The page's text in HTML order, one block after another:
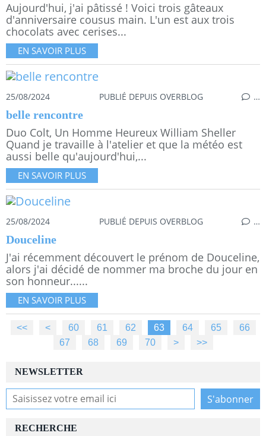
Aujourd'hui, j'ai pâtissé ! Voici trois gâteaux
d'anniversaire cousus main. L'un est aux trois
chocolats avec cerises...
EN SAVOIR PLUS
25/08/2024 PUBLIÉ DEPUIS OVERBLOG …
belle rencontre
Duo Colt, Un Homme Heureux William Sheller
Quand je travaille à l'atelier et que la météo est
aussi belle qu'aujourd'hui,...
EN SAVOIR PLUS
25/08/2024 PUBLIÉ DEPUIS OVERBLOG …
Douceline
J'ai récemment découvert le prénom de Douceline,
alors j'ai décidé de nommer ma broche du jour en
son honneur......
EN SAVOIR PLUS
<< < 10
20
30
40
50
60 61 62 63 64 65
66
67
68 69 70 80
90
100
200
300
400
500
> >>
NEWSLETTER
RECHERCHE